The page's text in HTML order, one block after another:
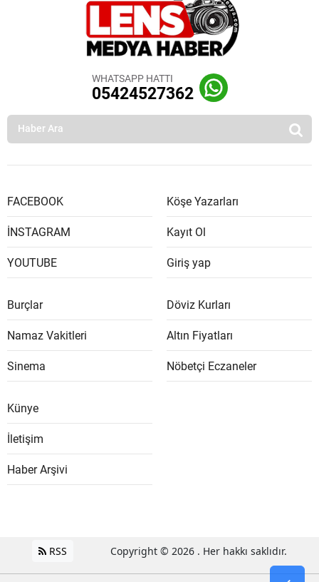
WHATSAPP HATTI
05424527362
FACEBOOK
İNSTAGRAM
YOUTUBE
Köşe Yazarları
Kayıt Ol
Giriş yap
Burçlar
Namaz Vakitleri
Sinema
Döviz Kurları
Altın Fiyatları
Nöbetçi Eczaneler
Künye
İletişim
Haber Arşivi
RSS Copyright © 2026 . Her hakkı saklıdır.